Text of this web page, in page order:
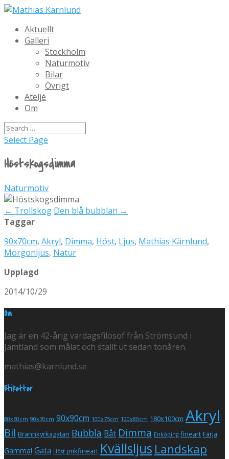
Aktuellt
Galleri
Stockholm
Naturmotiv
Bilar
Övrigt
Ateljé
Om
Select Page
Höstskogsdimma
Naturmotiv
← Trollskog Den blå bubblan →
Taggar
90x70cm, Akryl, Dimma, Höst, Ljus, Mathias Kärnlund,
Morgonljus, Natur
Upplagd
2014/10/29
Om
Jag är en 42-årig vardagsfilosof från Strömsund i
Jämtland som målat och ställt ut sedan tonåren.
mathias@karnlund.se
Etiketter
80x60cm 90x70cm 90x90cm 100x75cm 120x80cm 180x100cm Akryl
Bil Brännkyrkagatan Bubbla Båt Dimma Enköping fineart Färja
Gammal Gata Höst jmkfineart Kvällsljus Landskap